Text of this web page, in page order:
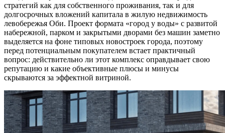
стратегий как для собственного проживания, так и для
долгосрочных вложений капитала в жилую недвижимость
левобережья Оби. Проект формата «город у воды» с развитой
набережной, парком и закрытыми дворами без машин заметно
выделяется на фоне типовых новостроек города, поэтому
перед потенциальным покупателем встает практичный
вопрос: действительно ли этот комплекс оправдывает свою
репутацию и какие объективные плюсы и минусы
скрываются за эффектной витриной.